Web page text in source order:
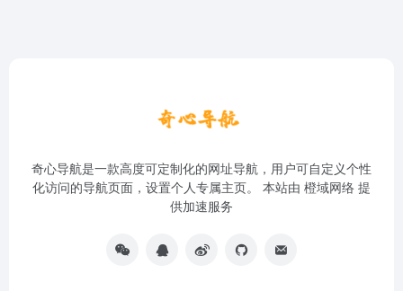
奇心导航是一款高度可定制化的网址导航，用户可自定义个性
化访问的导航页面，设置个人专属主页。 本站由 橙域网络 提
供加速服务